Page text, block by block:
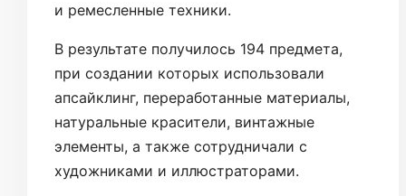
и ремесленные техники.
В результате получилось 194 предмета,
при создании которых использовали
апсайклинг, переработанные материалы,
натуральные красители, винтажные
элементы, а также сотрудничали с
художниками и иллюстраторами.